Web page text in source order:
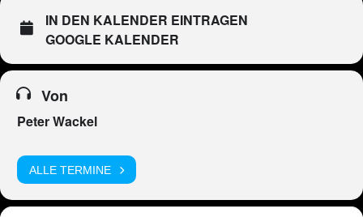
IN DEN KALENDER EINTRAGEN
GOOGLE KALENDER
Von
Peter Wackel
ALLE TERMINE